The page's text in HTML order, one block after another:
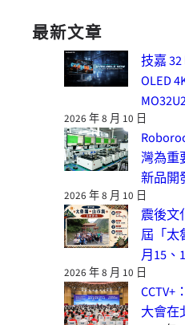
最新文章
技嘉 32
OLED
2026 年 8 月 10 日
灣為重
新品開
2026 年 8 月 10 日
震後文
屆「太
月15、
2026 年 8 月 10 日
CCTV+
大會在